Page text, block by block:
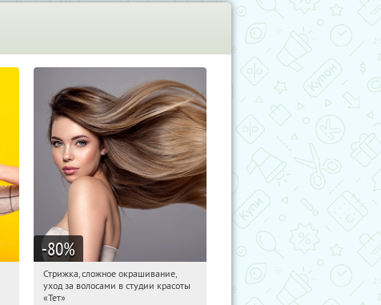
-80%
16:29:05 Получили:
Чистые пруды
Стрижка, сложное окрашивание,
уход за волосами в студии красоты
«Тет»